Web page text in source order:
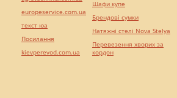
europeservice.com.ua
текст юа
Посилання
kievperevod.com.ua
Шафи купе
Брендові сумки
Натяжні стелі Nova Stelya
Перевезення хворих за
кордон